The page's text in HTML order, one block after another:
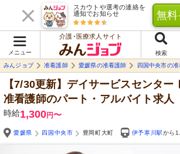
スカウトや選考の連絡を
通知でお知らせ
無料
メニュー
介護･医療求人サイト
検索
みんジョブ
准看護師 愛媛県の准看護師 四国中央市の准
【7/30更新】デイサービスセンター
准看護師のパート・アルバイト求人
時給1,300円〜
愛媛県
四国中央市 豊岡町大町 伊予寒川駅から